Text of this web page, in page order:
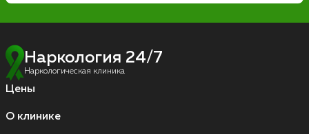
Наркология 24/7
Наркологическая клиника
Цены
О клинике